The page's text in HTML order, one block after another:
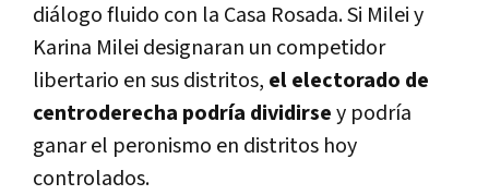
diálogo fluido con la Casa Rosada. Si Milei y
Karina Milei designaran un competidor
libertario en sus distritos, el electorado de
centroderecha podría dividirsey podría
ganar el peronismo en distritos hoy
controlados.